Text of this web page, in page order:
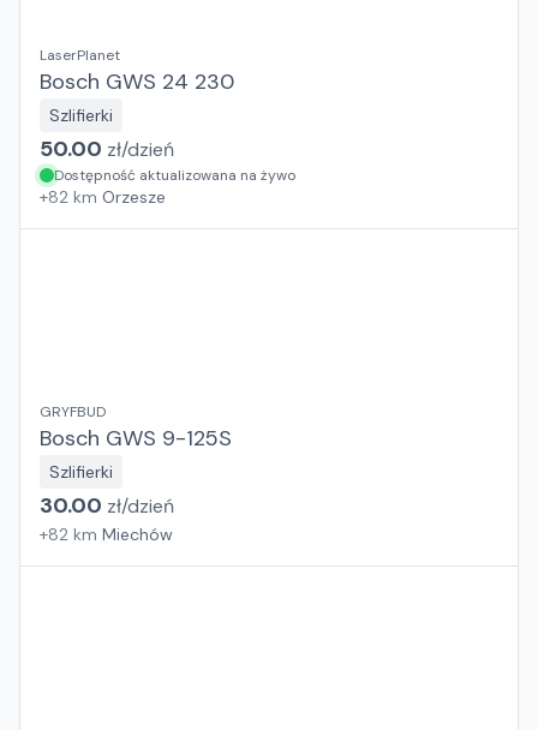
LaserPlanet
Bosch GWS 24 230
Szlifierki
50.00 zł/dzień
Dostępność aktualizowana na żywo
+82 km Orzesze
GRYFBUD
Bosch GWS 9-125S
Szlifierki
30.00 zł/dzień
+82 km Miechów